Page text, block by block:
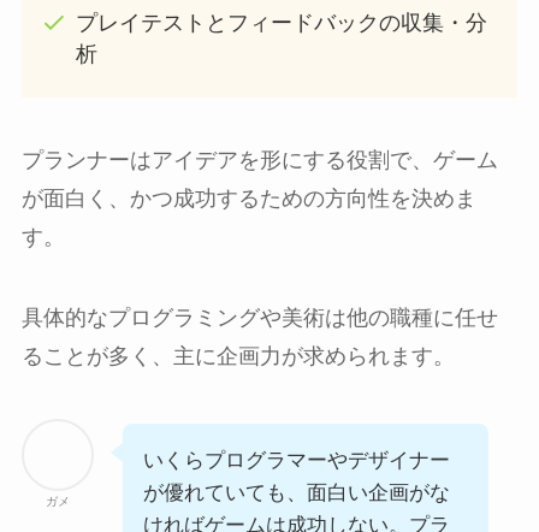
プレイテストとフィードバックの収集・分
析
プランナーはアイデアを形にする役割で、ゲーム
が面白く、かつ成功するための方向性を決めま
す。
具体的なプログラミングや美術は他の職種に任せ
ることが多く、主に企画力が求められます。
ガメ
いくらプログラマーやデザイナー
が優れていても、面白い企画がな
ければゲームは成功しない。プラ